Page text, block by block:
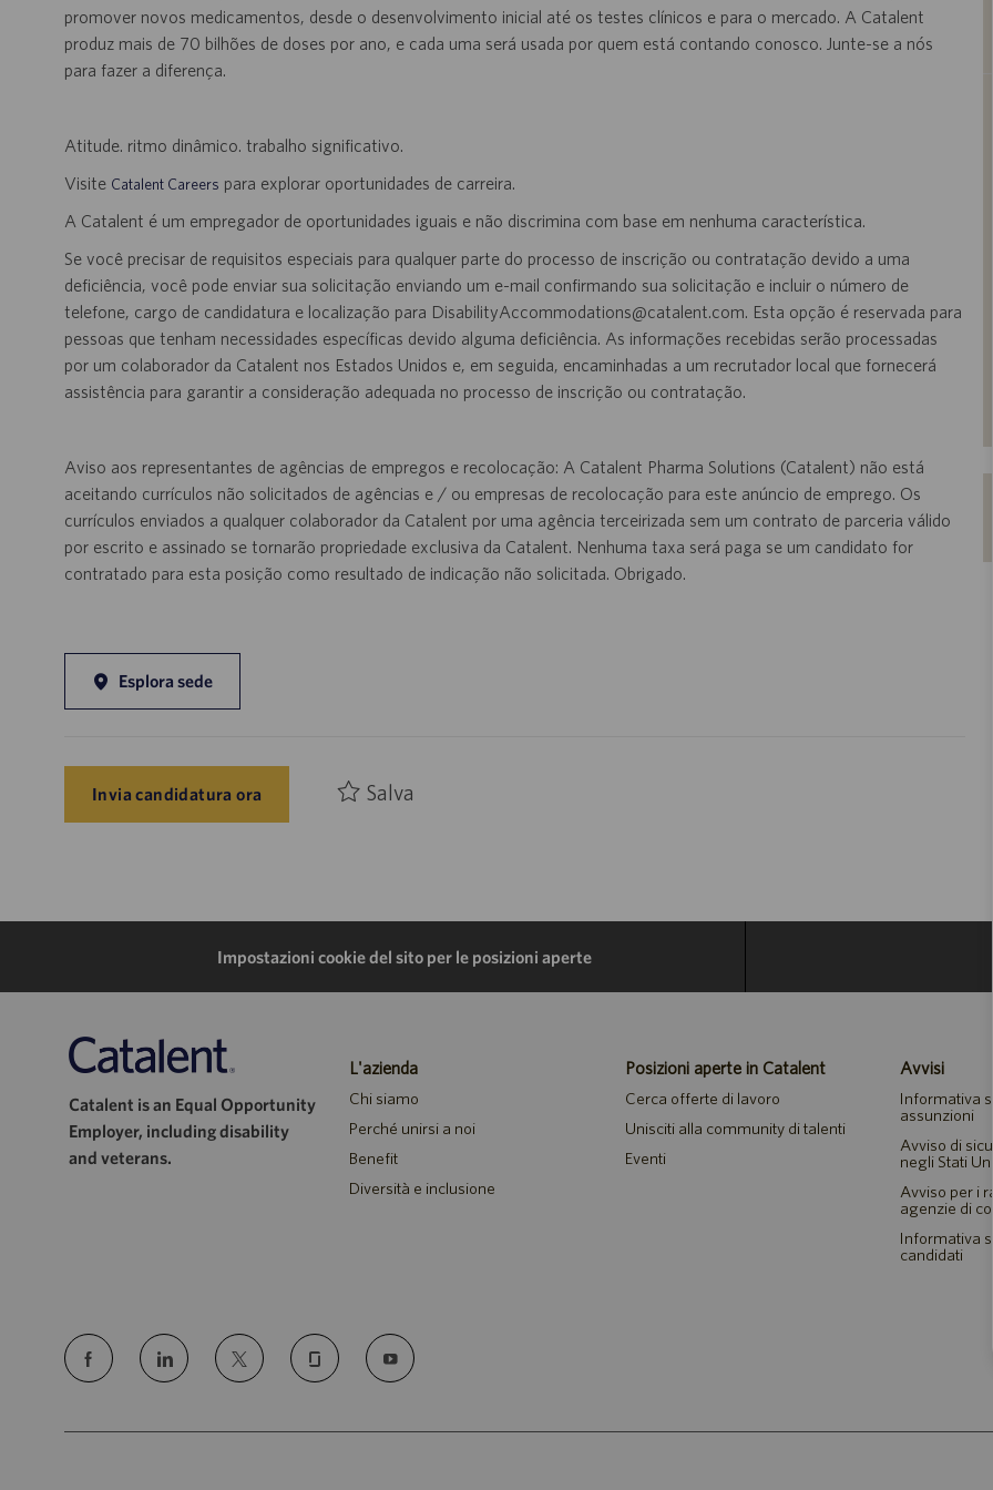
promover novos medicamentos, desde o desenvolvimento inicial até os testes clínicos e para o mercado. A Catalent
produz mais de 70 bilhões de doses por ano, e cada uma será usada por quem está contando conosco. Junte-se a nós
para fazer a diferença.
Atitude. ritmo dinâmico. trabalho significativo.
Visite Catalent Careers para explorar oportunidades de carreira.
A Catalent é um empregador de oportunidades iguais e não discrimina com base em nenhuma característica.
Se você precisar de requisitos especiais para qualquer parte do processo de inscrição ou contratação devido a uma
deficiência, você pode enviar sua solicitação enviando um e-mail confirmando sua solicitação e incluir o número de
telefone, cargo de candidatura e localização para DisabilityAccommodations@catalent.com. Esta opção é reservada para
pessoas que tenham necessidades específicas devido alguma deficiência. As informações recebidas serão processadas
por um colaborador da Catalent nos Estados Unidos e, em seguida, encaminhadas a um recrutador local que fornecerá
assistência para garantir a consideração adequada no processo de inscrição ou contratação.
Aviso aos representantes de agências de empregos e recolocação: A Catalent Pharma Solutions (Catalent) não está
aceitando currículos não solicitados de agências e / ou empresas de recolocação para este anúncio de emprego. Os
currículos enviados a qualquer colaborador da Catalent por uma agência terceirizada sem um contrato de parceria válido
por escrito e assinado se tornarão propriedade exclusiva da Catalent. Nenhuma taxa será paga se um candidato for
contratado para esta posição como resultado de indicação não solicitada. Obrigado.
Esplora sede
Invia candidatura ora Salva
Impostazioni cookie del sito per le posizioni aperte
Catalent is an Equal Opportunity
Employer, including disability
and veterans.
L'azienda
Chi siamo
Perché unirsi a noi
Benefit
Diversità e inclusione
Posizioni aperte in Catalent
Cerca offerte di lavoro
Unisciti alla community di talenti
Eventi
Avvisi
Informativa
assunzioni
Avviso di
negli Stati Uniti
Avviso per i
agenzie di
Informativa
candidati
follow
us